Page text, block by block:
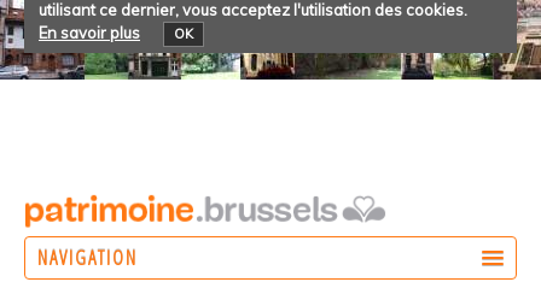
utilisant ce dernier, vous acceptez l'utilisation des cookies.
En savoir plus
OK
NAVIGATION